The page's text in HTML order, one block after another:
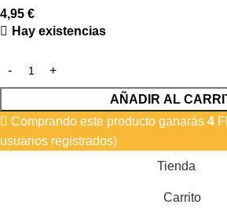
4,95 €
Hay existencias
AÑADIR AL
Comprando este producto ganarás 4
usuarios registrados)
Tienda
Carrito